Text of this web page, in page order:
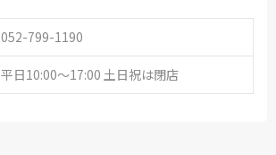
052-799-1190
平日10:00～17:00 土日祝は閉店